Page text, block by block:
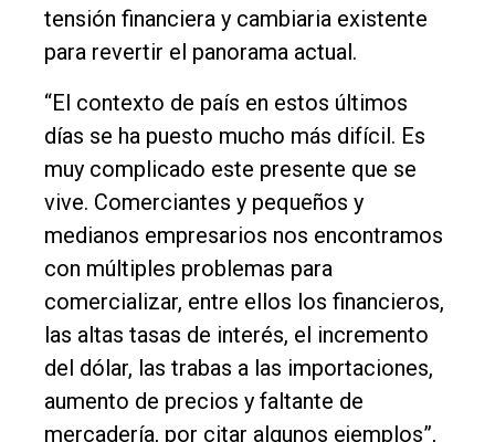
tensión financiera y cambiaria existente
para revertir el panorama actual.
“El contexto de país en estos últimos
días se ha puesto mucho más difícil. Es
muy complicado este presente que se
vive. Comerciantes y pequeños y
medianos empresarios nos encontramos
con múltiples problemas para
comercializar, entre ellos los financieros,
las altas tasas de interés, el incremento
del dólar, las trabas a las importaciones,
aumento de precios y faltante de
mercadería, por citar algunos ejemplos”,